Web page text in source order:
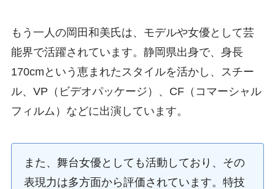
もう一人の岡田和美氏は、モデルや女優として芸
能界で活躍されています。静岡県出身で、身長
170cmという恵まれたスタイルを活かし、スチー
ル、VP（ビデオパッケージ）、CF（コマーシャル
フィルム）などに出演しています。
また、舞台女優としても活動しており、その
表現力は多方面から評価されています。特技